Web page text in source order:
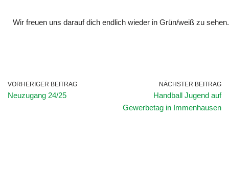
Wir freuen uns darauf dich endlich wieder in Grün/weiß zu sehen.
VORHERIGER BEITRAG
Neuzugang 24/25
NÄCHSTER BEITRAG
Handball Jugend auf
Gewerbetag in Immenhausen